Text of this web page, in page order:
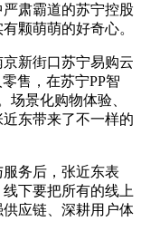
肃霸道的苏宁控股
颗萌萌的好奇心。
新街口苏宁易购云
售，在苏宁PP智
景化购物体验、
东带来了不一样的
务后，张近东表
下要把所有的线上
应链、深耕用户体